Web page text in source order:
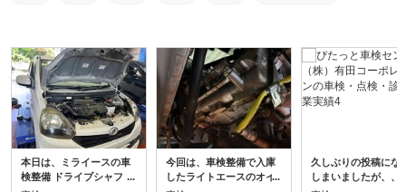
本日は、ミライースの車
検整備 ドライブシャフト
今回は、車検整備で入庫
したライトエースのオイ
久しぶりの投稿にな
しまいましたが、、